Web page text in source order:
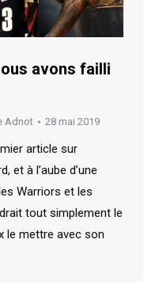
avons failli
Adnot 28 mai 2019
article sur
et à l’aube d’une
Warriors et les
tout simplement le
le mettre avec son